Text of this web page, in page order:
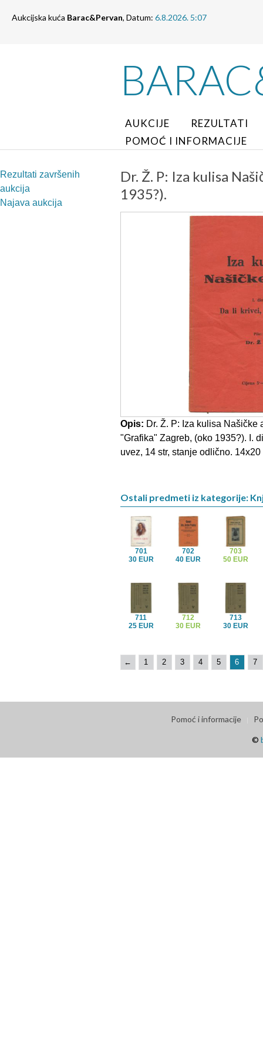
Aukcijska kuća Barac&Pervan, Datum: 6.8.2026. 5:07
AUKCIJE
REZULTATI
POMOĆ I INFORMACIJE
Rezultati završenih
aukcija
Najava aukcija
Dr. Ž. P: Iza kulisa
1935?).
Opis: Dr. Ž. P: Iza kulisa Našičke
"Grafika" Zagreb, (oko 1935?). I.
uvez, 14 str, stanje odlično. 14x20
Ostali predmeti iz kategorije:
701
30 EUR
702
40 EUR
703
50 EUR
711
25 EUR
712
30 EUR
713
30 EUR
← 1 2 3 4 5 6 7
Pomoć i informacije
©